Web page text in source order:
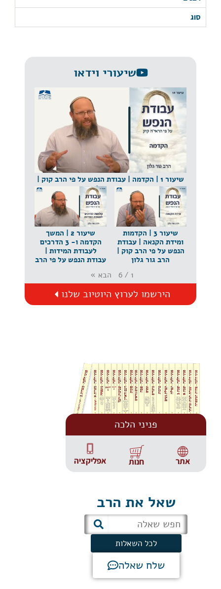
סוג
שיעורי וידאו
שיעור 1 | הקדמה | עבודת הנפש על פי הרב קוק |
הרב גור גלון
שיעור 2 | המשך
הקדמה ו- 3 הדרכים
לעבודת המידות |
עבודת הנפש על פי הרב
שיעור 3 | הקדמות
ומידת הקנאה | עבודת
הנפש על פי הרב קוק |
הרב גור גלון
1
/
6 הבא »
הירשמו לערוץ היוטיוב שלנו
פניני הלכה
אתר חנות אפליקציה
שאל את הרב
לכל השאלות
שלח שאלה